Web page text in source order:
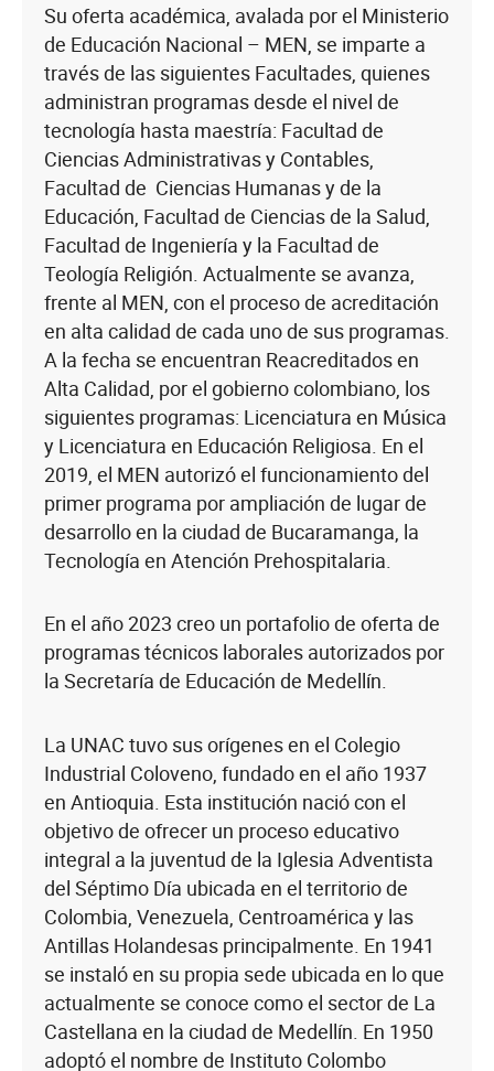
Su oferta académica, avalada por el Ministerio
de Educación Nacional – MEN, se imparte a
través de las siguientes Facultades, quienes
administran programas desde el nivel de
tecnología hasta maestría: Facultad de
Ciencias Administrativas y Contables,
Facultad de Ciencias Humanas y de la
Educación, Facultad de Ciencias de la Salud,
Facultad de Ingeniería y la Facultad de
Teología Religión. Actualmente se avanza,
frente al MEN, con el proceso de acreditación
en alta calidad de cada uno de sus programas.
A la fecha se encuentran Reacreditados en
Alta Calidad, por el gobierno colombiano, los
siguientes programas: Licenciatura en Música
y Licenciatura en Educación Religiosa. En el
2019, el MEN autorizó el funcionamiento del
primer programa por ampliación de lugar de
desarrollo en la ciudad de Bucaramanga, la
Tecnología en Atención Prehospitalaria.
En el año 2023 creo un portafolio de oferta de
programas técnicos laborales autorizados por
la Secretaría de Educación de Medellín.
La UNAC tuvo sus orígenes en el Colegio
Industrial Coloveno, fundado en el año 1937
en Antioquia. Esta institución nació con el
objetivo de ofrecer un proceso educativo
integral a la juventud de la Iglesia Adventista
del Séptimo Día ubicada en el territorio de
Colombia, Venezuela, Centroamérica y las
Antillas Holandesas principalmente. En 1941
se instaló en su propia sede ubicada en lo que
actualmente se conoce como el sector de La
Castellana en la ciudad de Medellín. En 1950
adoptó el nombre de Instituto Colombo